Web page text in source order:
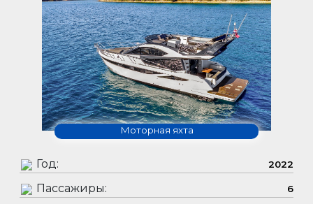
Моторная яхта
Год: 2022
Пассажиры: 6